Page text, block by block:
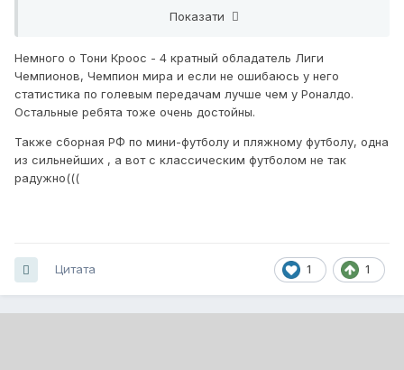
Показати
Немного о Тони Кроос - 4 кратный обладатель Лиги
Чемпионов, Чемпион мира и если не ошибаюсь у него
статистика по голевым передачам лучше чем у Роналдо.
Остальные ребята тоже очень достойны.
Также сборная РФ по мини-футболу и пляжному футболу, одна
из сильнейших , а вот с классическим футболом не так
радужно(((
1 1
Цитата